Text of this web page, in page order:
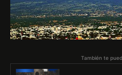
También te